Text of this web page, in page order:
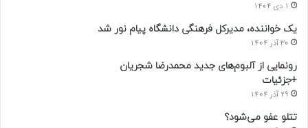
1 دی 1404
یک خواننده، مدیرکل فرهنگی دانشگاه پیام نور شد
30 آذر 1404
رونمایی از آلبوم‌های جدید محمدرضا شجریان
+جزئیات
29 آذر 1404
تتلو عفو می‌شود؟